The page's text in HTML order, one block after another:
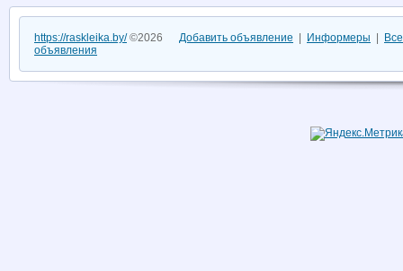
https://raskleika.by/©2026 Добавить объявление Информеры
объявления